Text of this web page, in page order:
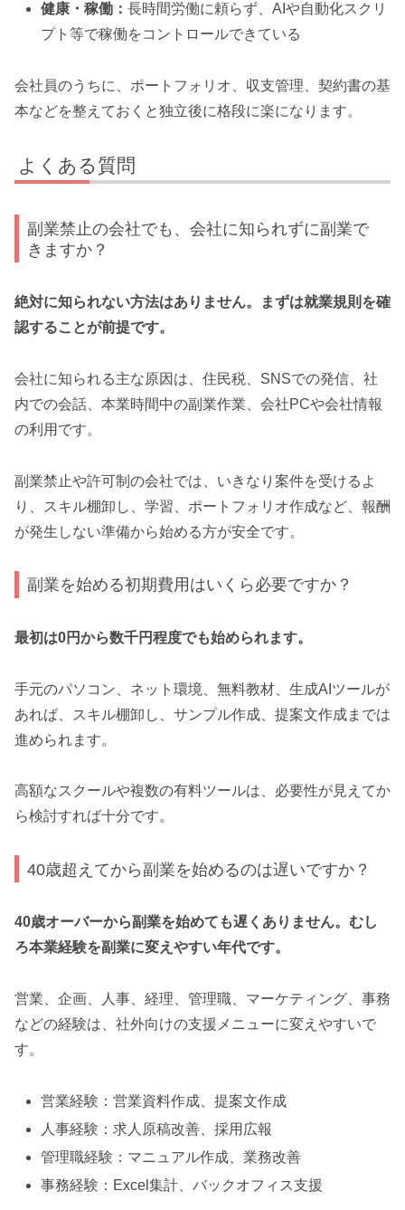
健康・稼働：長時間労働に頼らず、AIや自動化スクリ
プト等で稼働をコントロールできている
会社員のうちに、ポートフォリオ、収支管理、契約書の基
本などを整えておくと独立後に格段に楽になります。
よくある質問
副業禁止の会社でも、会社に知られずに副業で
きますか？
絶対に知られない方法はありません。まずは就業規則を確
認することが前提です。
会社に知られる主な原因は、住民税、SNSでの発信、社
内での会話、本業時間中の副業作業、会社PCや会社情報
の利用です。
副業禁止や許可制の会社では、いきなり案件を受けるよ
り、スキル棚卸し、学習、ポートフォリオ作成など、報酬
が発生しない準備から始める方が安全です。
副業を始める初期費用はいくら必要ですか？
最初は0円から数千円程度でも始められます。
手元のパソコン、ネット環境、無料教材、生成AIツールが
あれば、スキル棚卸し、サンプル作成、提案文作成までは
進められます。
高額なスクールや複数の有料ツールは、必要性が見えてか
ら検討すれば十分です。
40歳超えてから副業を始めるのは遅いですか？
40歳オーバーから副業を始めても遅くありません。むし
ろ本業経験を副業に変えやすい年代です。
営業、企画、人事、経理、管理職、マーケティング、事務
などの経験は、社外向けの支援メニューに変えやすいで
す。
営業経験：営業資料作成、提案文作成
人事経験：求人原稿改善、採用広報
管理職経験：マニュアル作成、業務改善
事務経験：Excel集計、バックオフィス支援